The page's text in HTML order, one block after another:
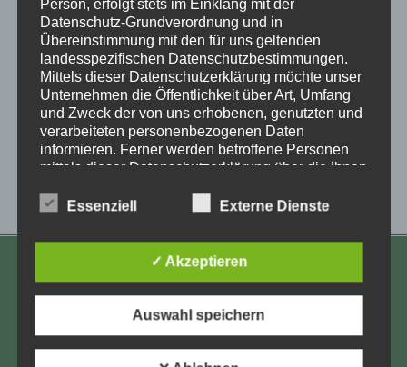
Zum Kalender hinzufügen
Veranstaltung-
Navigation
«Berliner Gruppe
Aktivenschalte »
KONTAKT
Aufarbeitung und Erforschung
Kinderverschickung e.V.
Person, erfolgt stets im Einklang mit der
Datenschutz-Grundverordnung und in
Übereinstimmung mit den für uns geltenden
landesspezifischen Datenschutzbestimmungen.
Mittels dieser Datenschutzerklärung möchte unser
Unternehmen die Öffentlichkeit über Art, Umfang
und Zweck der von uns erhobenen, genutzten und
verarbeiteten personenbezogenen Daten
informieren. Ferner werden betroffene Personen
mittels dieser Datenschutzerklärung über die ihnen
Maßnahmen umgesetzt, um einen möglichst
lückenlosen Schutz der über diese Internetseite
sicherzustellen. Dennoch können Internetbasierte
Datenübertragungen grundsätzlich
Sicherheitslücken aufweisen, sodass ein absoluter
Essenziell Externe Dienste
✓ Akzeptieren
Auswahl speichern